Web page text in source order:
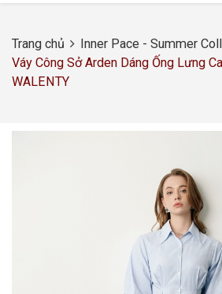
Trang chủ Inner Pace - Summer
Váy Công Sở Arden Dáng Ống Lưng
WALENTY